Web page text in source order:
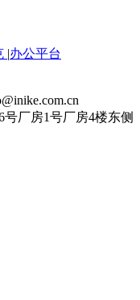
|办公平台
厂房1号厂房4楼东侧